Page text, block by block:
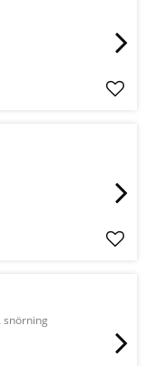
snörning